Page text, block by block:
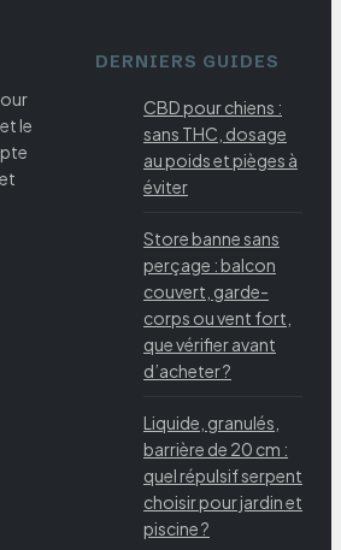
le
DERNIERS GUIDES
CBD pour chiens :
sans THC, dosage
au poids et pièges à
éviter
Store banne sans
perçage : balcon
couvert, garde-
corps ou vent fort,
que vérifier avant
d’acheter ?
Liquide, granulés,
barrière de 20 cm :
quel répulsif serpent
choisir pour jardin et
piscine ?